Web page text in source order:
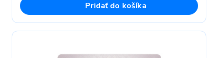
Pridať do košíka